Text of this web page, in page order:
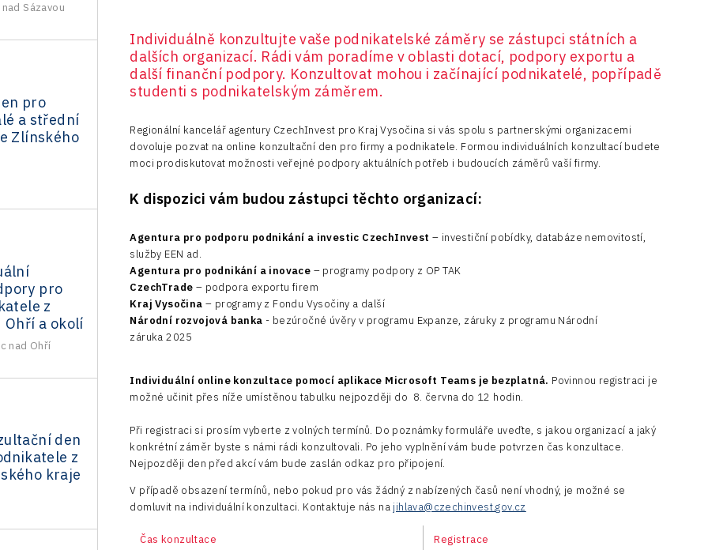
Sázavou
pro
a střední
Zlínského
pro
z
Ohří a okolí
nad Ohří
den
z
kraje
Individuálně konzultujte vaše podnikatelské záměry se zástupci státních a
dalších organizací. Rádi vám poradíme v oblasti dotací, podpory exportu a
další finanční podpory. Konzultovat mohou i začínající podnikatelé, popřípadě
studenti s podnikatelským záměrem.
Regionální kancelář agentury CzechInvest pro Kraj Vysočina si vás spolu s partnerskými organizacemi
dovoluje pozvat na online konzultační den pro firmy a podnikatele. Formou individuálních konzultací budete
moci prodiskutovat možnosti veřejné podpory aktuálních potřeb i budoucích záměrů vaší firmy.
K dispozici vám budou zástupci těchto organizací:
Agentura pro podporu podnikání a investic CzechInvest – investiční pobídky, databáze nemovitostí,
služby EEN ad.
Agentura pro podnikání a inovace – programy podpory z OP TAK
CzechTrade – podpora exportu firem
Kraj Vysočina – programy z Fondu Vysočiny a další
Národní rozvojová banka - bezúročné úvěry v programu Expanze, záruky z programu Národní
záruka 2025
Individuální online konzultace pomocí aplikace Microsoft Teams je bezplatná. Povinnou registraci je
možné učinit přes níže umístěnou tabulku nejpozději do 8. června do 12 hodin.
Při registraci si prosím vyberte z volných termínů. Do poznámky formuláře uveďte, s jakou organizací a jaký
konkrétní záměr byste s námi rádi konzultovali. Po jeho vyplnění vám bude potvrzen čas konzultace.
Nejpozději den před akcí vám bude zaslán odkaz pro připojení.
V případě obsazení termínů, nebo pokud pro vás žádný z nabízených časů není vhodný, je možné se
domluvit na individuální konzultaci. Kontaktuje nás na jihlava@czechinvest.gov.cz
Čas konzultace Registrace